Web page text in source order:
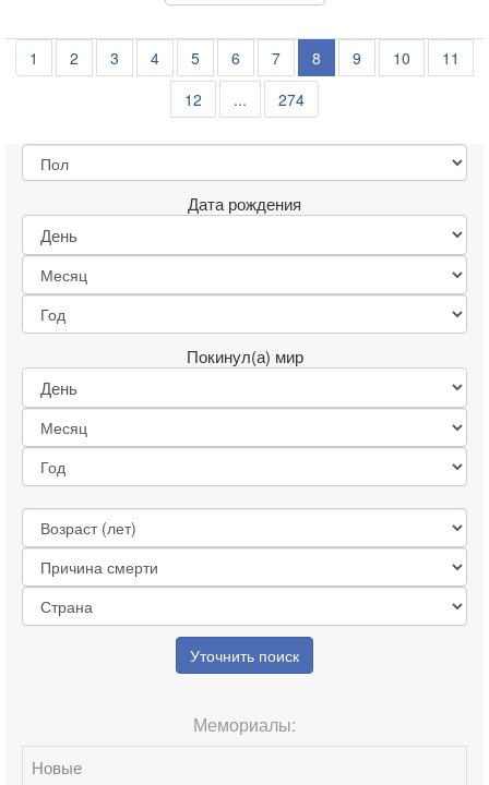
1 2 3 4 5 6 7 8 9 10
11
12
... 274
Дата рождения
Покинул(а) мир
Уточнить поиск
Мемориалы:
Новые